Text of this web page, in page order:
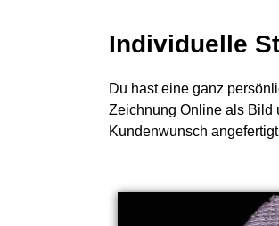
Individuelle
Du hast eine ganz
Zeichnung Online als Bild
Kundenwunsch